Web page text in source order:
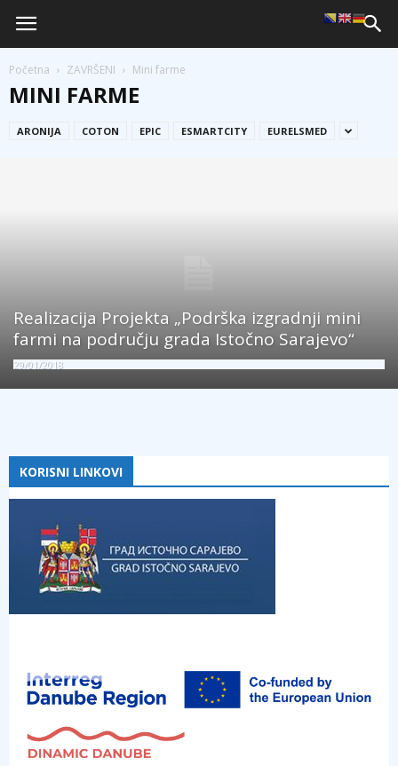
Početna ZAVRŠENI Mini farme
MINI FARME
ARONIJA COTON EPIC ESMARTCITY EURELSMED
Realizacija Projekta „Podrška izgradnji mini
farmi na području grada Istočno Sarajevo“
29/01/2018
KORISNI LINKOVI